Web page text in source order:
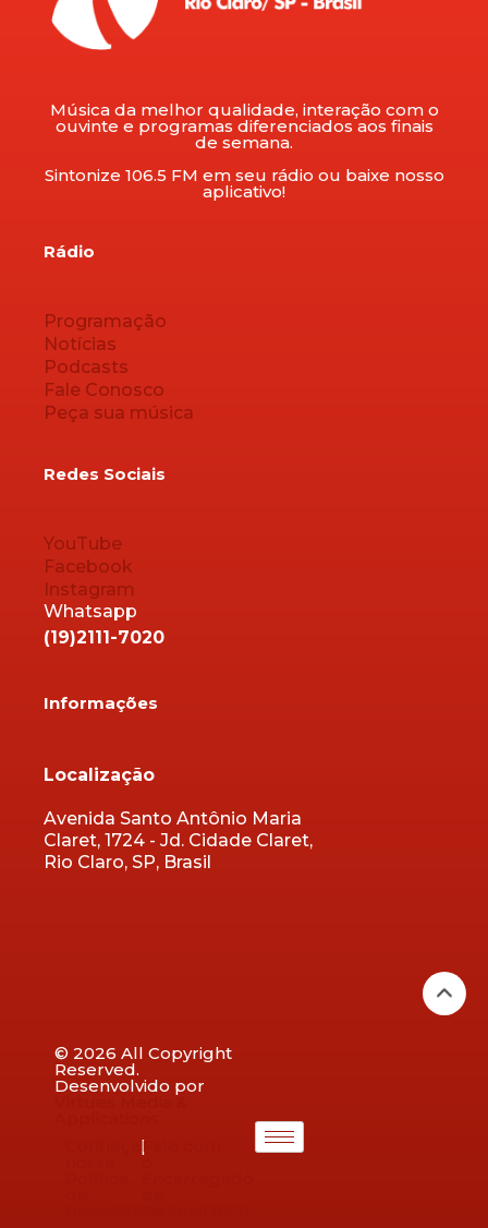
Música da melhor qualidade, interação com o
ouvinte e programas diferenciados aos finais
de semana.
Sintonize 106.5 FM em seu rádio ou baixe nosso
aplicativo!
Rádio
Programação
Notícias
Podcasts
Fale Conosco
Peça sua música
Redes Sociais
YouTube
Facebook
Instagram
Whatsapp
(19)2111-7020
Informações
Localização
Avenida Santo Antônio Maria
Claret, 1724 - Jd. Cidade Claret,
Rio Claro, SP, Brasil
© 2026 All Copyright
Reserved.
Desenvolvido por
Virtues Media &
|Fale com
o